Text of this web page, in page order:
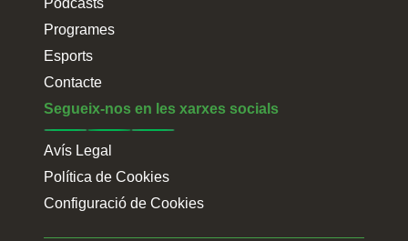
Podcasts
Programes
Esports
Contacte
Segueix-nos en les xarxes socials
Avís Legal
Política de Cookies
Configuració de Cookies